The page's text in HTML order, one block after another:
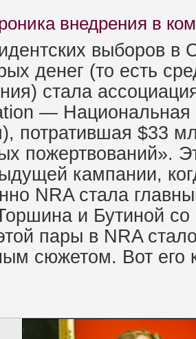
внедрения в
выборов
денег (то есть
стала
— Национальная
потратившая $33
пожертвований».
кампании,
NRA стала
и Бутиной
пары в NRA
сюжетом. Вот его